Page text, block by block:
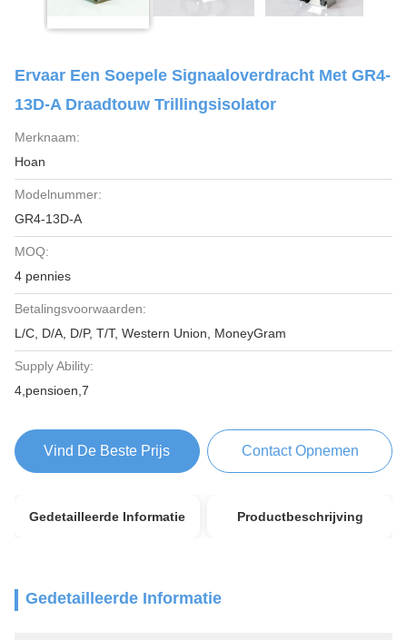
Ervaar Een Soepele Signaaloverdracht Met GR4-
13D-A Draadtouw Trillingsisolator
Merknaam:
Hoan
Modelnummer:
GR4-13D-A
MOQ:
4 pennies
Betalingsvoorwaarden:
L/C, D/A, D/P, T/T, Western Union, MoneyGram
Supply Ability:
4,pensioen,7
Vind De Beste Prijs Contact Opnemen
Gedetailleerde Informatie Productbeschrijving
Gedetailleerde Informatie